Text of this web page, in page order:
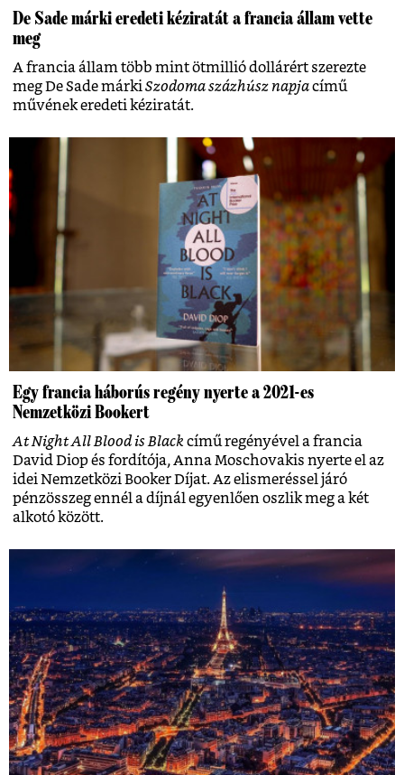
De Sade márki eredeti kéziratát a francia állam vette
meg
A francia állam több mint ötmillió dollárért szerezte
meg De Sade márki Szodoma százhúsz napjacímű
művének eredeti kéziratát.
Egy francia háborús regény nyerte a 2021-es
Nemzetközi Bookert
At Night All Blood is Black című regényével a francia
David Diop és fordítója, Anna Moschovakis nyerte el az
idei Nemzetközi Booker Díjat. Az elismeréssel járó
pénzösszeg ennél a díjnál egyenlően oszlik meg a két
alkotó között.